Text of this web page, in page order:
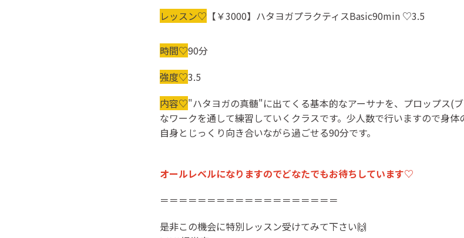
レッスン♡ 【￥3000】ハタヨガプラクティスBasic90min ♡3.5
時間♡90分
強度♡3.5
内容♡"ハタヨガの真髄"に出てくる基本的なアーサナを、プロップス(
なワークを通して練習していくクラスです。少人数で行いますので身
自身とじっくり向き合いながら過ごせる90分です。
オールレベルになりますのでどなたでもお待ちしています♡
＝＝＝＝＝＝＝＝＝＝＝＝＝＝＝＝＝＝＝
是非この機会に特別レッスン受けてみて下さい🙌